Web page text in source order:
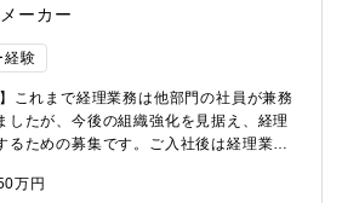
環境です。【同社について】同社はスイ
ど、多様な産業インフラを支える製品を
れるロングセラー製品が多く、国内外の
しています。また、他社製品の廃番対応
、お客様のニーズに応じた柔軟な提案力
ーカー
経験
これまで経理業務は他部門の社員が兼務
したが、今後の組織強化を見据え、経理
るための募集です。ご入社後は経理業務
しています。現在は限られた人員で業務
万円